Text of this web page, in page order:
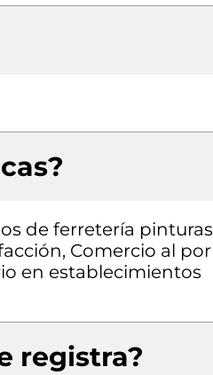
de ferretería pinturas
Comercio al por
en establecimientos
registra?